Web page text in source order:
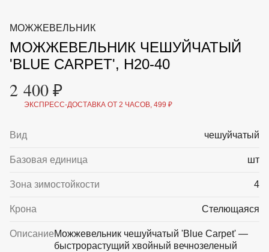
МАЛАЯ МЕХАНИЗАЦИЯ
ОТПУГИВАТЕЛИ ОТ ПТИЦ, НАСЕКОМЫХ И
ГРЫЗУНОВ
САДОВАЯ ОДЕЖДА И ОБУВЬ
САДОВЫЙ ИНСТРУМЕНТ
СРЕДСТВА ЗАЩИТЫ РАСТЕНИЙ И УДОБРЕНИЯ
ТОВАРЫ ДЛЯ БАНЬ И САУН
ТОВАРЫ И АПТЕКА ДЛЯ ПРУДА
Sale Новинки
УХОД
+7 (495) 197 87
87
МОЖЖЕВЕЛЬНИК
МОЖЖЕВЕЛЬНИК ЧЕШУЙЧАТЫЙ
'BLUE CARPET', H20-40
2 400 ₽
ЭКСПРЕСС-ДОСТАВКА ОТ 2 ЧАСОВ, 499 ₽
Вид чешуйчатый
Базовая единица шт
Зона зимостойкости 4
Крона Стелющаяся
ОписаниеМожжевельник чешуйчатый 'Blue Carpet' —
быстрорастущий хвойный вечнозеленый